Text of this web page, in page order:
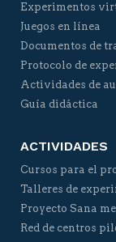
Experimentos
Juegos en línea
Documentos de
Protocolo de
Actividades de
Guía didáctica
ACTIVIDADES
Cursos para el
Talleres de
Proyecto Sana
Red de centros